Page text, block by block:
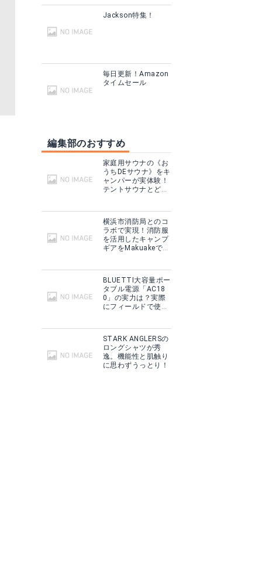
Jackson特集！
毎日更新！Amazon
タイムセール
編集部のおすすめ
家庭用サウナの《お
うちDEサウナ》をキ
ャンパーが実体験！
テントサウナとどこ
横浜市消防局とのコ
ラボで実現！消防服
を活用したキャンプ
ギアをMakuakeで予
BLUETTI大容量ポー
タブル電源「AC18
0」の実力は？実際
にフィールドで使用
STARK ANGLERSの
ロングシャツが秀
逸。機能性と肌触り
に思わずうっとり！